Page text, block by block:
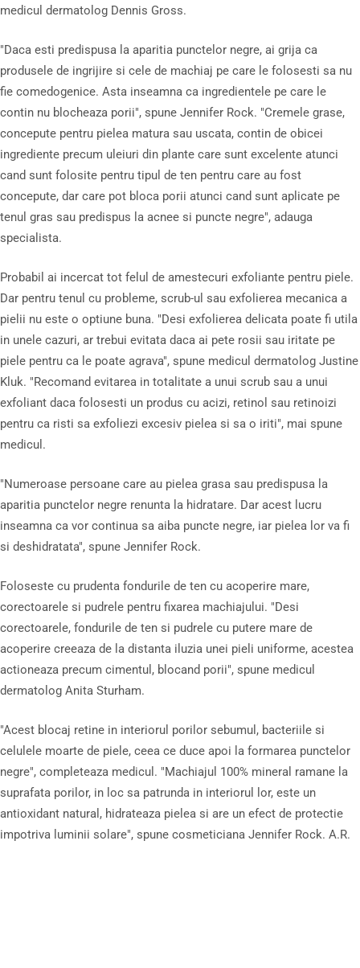
medicul dermatolog Dennis Gross.
"Daca esti predispusa la aparitia punctelor negre, ai grija ca
produsele de ingrijire si cele de machiaj pe care le folosesti sa nu
fie comedogenice. Asta inseamna ca ingredientele pe care le
contin nu blocheaza porii", spune Jennifer Rock. "Cremele grase,
concepute pentru pielea matura sau uscata, contin de obicei
ingrediente precum uleiuri din plante care sunt excelente atunci
cand sunt folosite pentru tipul de ten pentru care au fost
concepute, dar care pot bloca porii atunci cand sunt aplicate pe
tenul gras sau predispus la acnee si puncte negre", adauga
specialista.
Probabil ai incercat tot felul de amestecuri exfoliante pentru piele.
Dar pentru tenul cu probleme, scrub-ul sau exfolierea mecanica a
pielii nu este o optiune buna. "Desi exfolierea delicata poate fi utila
in unele cazuri, ar trebui evitata daca ai pete rosii sau iritate pe
piele pentru ca le poate agrava", spune medicul dermatolog Justine
Kluk. "Recomand evitarea in totalitate a unui scrub sau a unui
exfoliant daca folosesti un produs cu acizi, retinol sau retinoizi
pentru ca risti sa exfoliezi excesiv pielea si sa o iriti", mai spune
medicul.
"Numeroase persoane care au pielea grasa sau predispusa la
aparitia punctelor negre renunta la hidratare. Dar acest lucru
inseamna ca vor continua sa aiba puncte negre, iar pielea lor va fi
si deshidratata", spune Jennifer Rock.
Foloseste cu prudenta fondurile de ten cu acoperire mare,
corectoarele si pudrele pentru fixarea machiajului. "Desi
corectoarele, fondurile de ten si pudrele cu putere mare de
acoperire creeaza de la distanta iluzia unei pieli uniforme, acestea
actioneaza precum cimentul, blocand porii", spune medicul
dermatolog Anita Sturham.
"Acest blocaj retine in interiorul porilor sebumul, bacteriile si
celulele moarte de piele, ceea ce duce apoi la formarea punctelor
negre", completeaza medicul. "Machiajul 100% mineral ramane la
suprafata porilor, in loc sa patrunda in interiorul lor, este un
antioxidant natural, hidrateaza pielea si are un efect de protectie
impotriva luminii solare", spune cosmeticiana Jennifer Rock. A.R.